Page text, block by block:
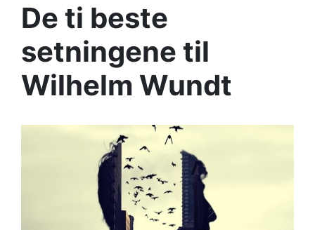
De ti beste
setningene til
Wilhelm Wundt